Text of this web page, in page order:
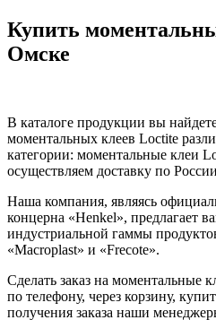
Купить
Омске
В каталоге продукции вы
моментальных клеев Loctite
категории: моментальные клеи
осуществляем доставку по
Наша компания, являясь
концерна «Henkel», предлагает
индустриальной гаммы
«Macroplast» и «Frecote».
Сделать заказ на моментальные
по телефону, через корзину,
получения заказа наши